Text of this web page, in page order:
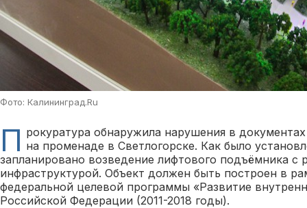
Фото: Калининград.Ru
П рокуратура обнаружила нарушения в
на променаде в Светлогорске. Как было
запланировано возведение лифтового подъёмника с
инфраструктурой. Объект должен быть построен в
федеральной целевой программы «Развитие
Российской Федерации (2011-2018 годы).